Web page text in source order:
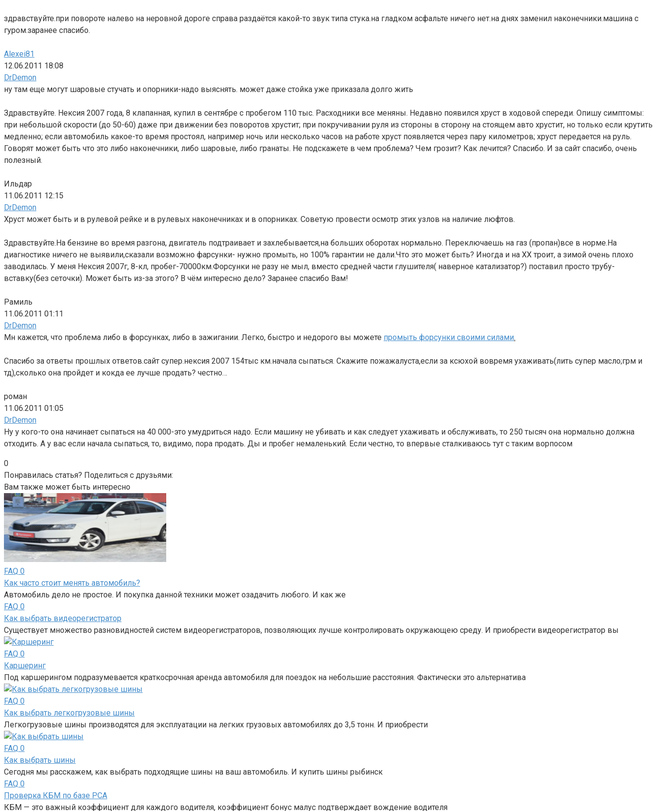
здравствуйте.при повороте налево на неровной дороге справа раздаётся какой-то звук типа стука.на гладком асфальте ничего нет.на днях заменил наконечники.машина с
гуром.заранее спасибо.
Alexei81
12.06.2011 18:08
DrDemon
ну там еще могут шаровые стучать и опорники-надо выяснять. может даже стойка уже приказала долго жить
Здравствуйте. Нексия 2007 года, 8 клапанная, купил в сентябре с пробегом 110 тыс. Расходники все меняны. Недавно появился хруст в ходовой спереди. Опишу симптомы:
при небольшой скорости (до 50-60) даже при движении без поворотов хрустит; при покручивании руля из стороны в сторону на стоящем авто хрустит, но только если крутить
медленно; если автомобиль какое-то время простоял, например ночь или несколько часов на работе хруст появляется через пару километров; хруст передается на руль.
Говорят может быть что это либо наконечники, либо шаровые, либо гранаты. Не подскажете в чем проблема? Чем грозит? Как лечится? Спасибо. И за сайт спасибо, очень
полезный.
Ильдар
11.06.2011 12:15
DrDemon
Хруст может быть и в рулевой рейке и в рулевых наконечниках и в опорниках. Советую провести осмотр этих узлов на наличие люфтов.
Здравствуйте.На бензине во время разгона, двигатель подтраивает и захлебывается,на больших оборотах нормально. Переключаешь на газ (пропан)все в норме.На
диагностике ничего не выявили,сказали возможно фарсунки- нужно промыть, но 100% гарантии не дали.Что это может быть? Иногда и на ХХ троит, а зимой очень плохо
заводилась. У меня Нексия 2007г, 8-кл, пробег-70000км.Форсунки не разу не мыл, вместо средней части глушителя( наверное катализатор?) поставил просто трубу-
вставку(без сеточки). Может быть из-за этого? В чём интересно дело? Заранее спасибо Вам!
Рамиль
11.06.2011 01:11
DrDemon
Мн кажется, что проблема либо в форсунках, либо в зажигании. Легко, быстро и недорого вы можете промыть форсунки своими силами.
Спасибо за ответы прошлых ответов.сайт супер.нексия 2007 154тыс км.начала сыпаться. Скажите пожажалуста,если за ксюхой вовремя ухаживать(лить супер масло;грм и
тд),сколько она пройдет и кокда ее лучше продать? честно…
роман
11.06.2011 01:05
DrDemon
Ну у кого-то она начинает сыпаться на 40 000-это умудриться надо. Если машину не убивать и как следует ухаживать и обслуживать, то 250 тысяч она нормально должна
отходить. А у вас если начала сыпаться, то, видимо, пора продать. Ды и пробег немаленький. Если честно, то впервые сталкиваюсь тут с таким ворпосом
0
Понравилась статья? Поделиться с друзьями:
Вам также может быть интересно
FAQ 0
Как часто стоит менять автомобиль?
Автомобиль дело не простое. И покупка данной техники может озадачить любого. И как же
FAQ 0
Как выбрать видеорегистратор
Существует множество разновидностей систем видеорегистраторов, позволяющих лучше контролировать окружающею среду. И приобрести видеорегистратор вы
FAQ 0
Каршеринг
Под каршерингом подразумевается краткосрочная аренда автомобиля для поездок на небольшие расстояния. Фактически это альтернатива
FAQ 0
Как выбрать легкогрузовые шины
Легкогрузовые шины производятся для эксплуатации на легких грузовых автомобилях до 3,5 тонн. И приобрести
FAQ 0
Как выбрать шины
Сегодня мы расскажем, как выбрать подходящие шины на ваш автомобиль. И купить шины рыбинск
FAQ 0
Проверка КБМ по базе РСА
КБМ — это важный коэффициент для каждого водителя, коэффициент бонус малус подтверждает вождение водителя